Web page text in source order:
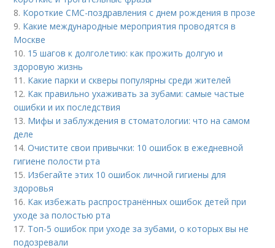
8. Короткие СМС-поздравления с днем рождения в прозе
9. Какие международные мероприятия проводятся в
Москве
10. 15 шагов к долголетию: как прожить долгую и
здоровую жизнь
11. Какие парки и скверы популярны среди жителей
12. Как правильно ухаживать за зубами: самые частые
ошибки и их последствия
13. Мифы и заблуждения в стоматологии: что на самом
деле
14.Очистите свои привычки: 10 ошибок в ежедневной
гигиене полости рта
15. Избегайте этих 10 ошибок личной гигиены для
здоровья
16. Как избежать распространённых ошибок детей при
уходе за полостью рта
17. Топ-5 ошибок при уходе за зубами, о которых вы не
подозревали